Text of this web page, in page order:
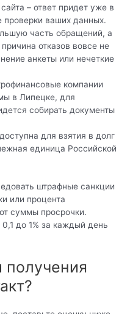
– ответ придет уже в
проверки ваших данных.
часть обращений, а
отказов вовсе не
анкеты или нечеткие
компании
в Липецке, для
собирать документы
для взятия в долг
единица Российской
штрафные санкции
или процента
от суммы просрочки.
до 1% за каждый день
получения